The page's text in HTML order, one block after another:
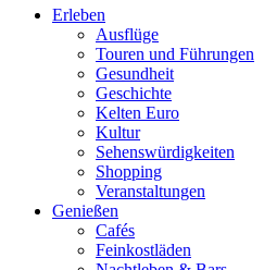
Erleben
Ausflüge
Touren und Führungen
Gesundheit
Geschichte
Kelten Euro
Kultur
Sehenswürdigkeiten
Shopping
Veranstaltungen
Genießen
Cafés
Feinkostläden